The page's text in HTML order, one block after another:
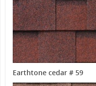
Earthtone cedar # 59